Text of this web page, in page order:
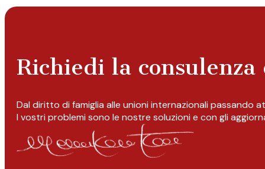
Richiedi la
Dal diritto di famiglia alle unioni internazionali passando
I vostri problemi sono le nostre soluzioni e con gli